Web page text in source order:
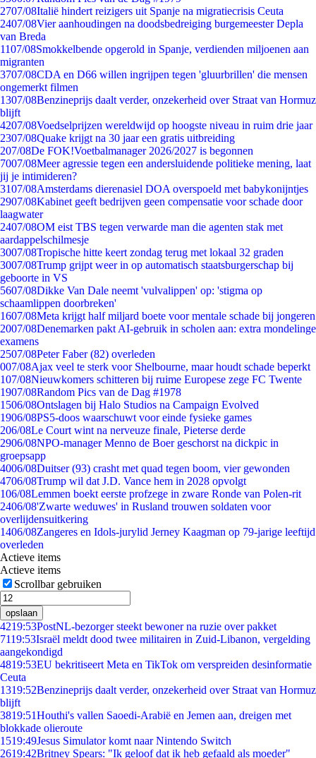
2707/08Italië hindert reizigers uit Spanje na migratiecrisis Ceuta
2407/08Vier aanhoudingen na doodsbedreiging burgemeester Depla
van Breda
1107/08Smokkelbende opgerold in Spanje, verdienden miljoenen aan
migranten
3707/08CDA en D66 willen ingrijpen tegen 'gluurbrillen' die mensen
ongemerkt filmen
1307/08Benzineprijs daalt verder, onzekerheid over Straat van Hormuz
blijft
4207/08Voedselprijzen wereldwijd op hoogste niveau in ruim drie jaar
2307/08Quake krijgt na 30 jaar een gratis uitbreiding
207/08De FOK!Voetbalmanager 2026/2027 is begonnen
7007/08Meer agressie tegen een andersluidende politieke mening, laat
jij je intimideren?
3107/08Amsterdams dierenasiel DOA overspoeld met babykonijntjes
2907/08Kabinet geeft bedrijven geen compensatie voor schade door
laagwater
2407/08OM eist TBS tegen verwarde man die agenten stak met
aardappelschilmesje
3007/08Tropische hitte keert zondag terug met lokaal 32 graden
3007/08Trump grijpt weer in op automatisch staatsburgerschap bij
geboorte in VS
5607/08Dikke Van Dale neemt 'vulvalippen' op: 'stigma op
schaamlippen doorbreken'
1607/08Meta krijgt half miljard boete voor mentale schade bij jongeren
2007/08Denemarken pakt AI-gebruik in scholen aan: extra mondelinge
examens
2507/08Peter Faber (82) overleden
007/08Ajax veel te sterk voor Shelbourne, maar houdt schade beperkt
107/08Nieuwkomers schitteren bij ruime Europese zege FC Twente
1907/08Random Pics van de Dag #1978
1506/08Ontslagen bij Halo Studios na Campaign Evolved
1906/08PS5-doos waarschuwt voor einde fysieke games
206/08Le Court wint na nerveuze finale, Pieterse derde
2906/08NPO-manager Menno de Boer geschorst na dickpic in
groepsapp
4006/08Duitser (93) crasht met quad tegen boom, vier gewonden
4706/08Trump wil dat J.D. Vance hem in 2028 opvolgt
106/08Lemmen boekt eerste profzege in zware Ronde van Polen-rit
2406/08'Zwarte weduwes' in Rusland trouwen soldaten voor
overlijdensuitkering
1406/08Zangeres en Idols-jurylid Jerney Kaagman op 79-jarige leeftijd
overleden
Actieve items
Actieve items
Scrollbar gebruiken
opslaan
4219:53PostNL-bezorger steekt bewoner na ruzie over pakket
7119:53Israël meldt dood twee militairen in Zuid-Libanon, vergelding
aangekondigd
4819:53EU bekritiseert Meta en TikTok om verspreiden desinformatie
Ceuta
1319:52Benzineprijs daalt verder, onzekerheid over Straat van Hormuz
blijft
3819:51Houthi's vallen Saoedi-Arabië en Jemen aan, dreigen met
blokkade olieroute
1519:49Jesus Simulator komt naar Nintendo Switch
2619:42Britney Spears: "Ik geloof dat ik heb gefaald als moeder"